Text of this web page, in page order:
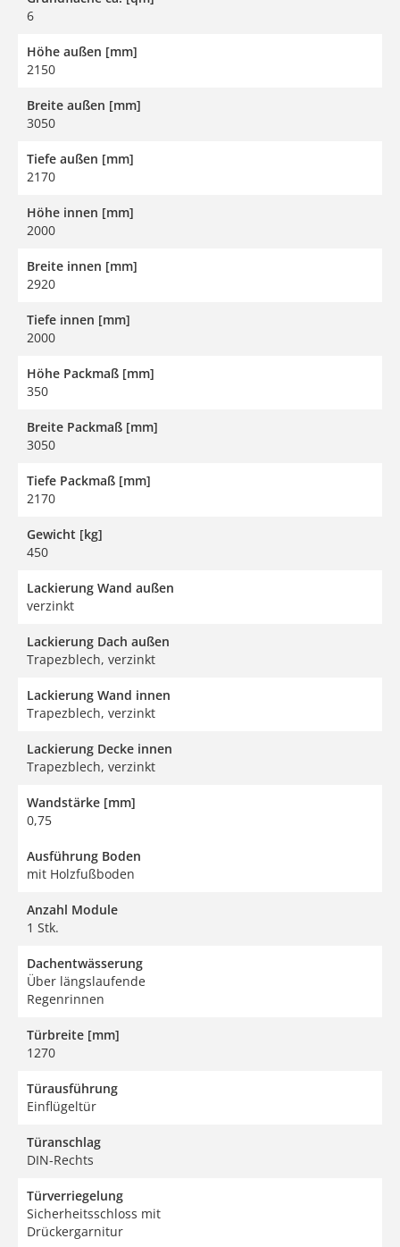
6
Höhe außen [mm]
2150
Breite außen [mm]
3050
Tiefe außen [mm]
2170
Höhe innen [mm]
2000
Breite innen [mm]
2920
Tiefe innen [mm]
2000
Höhe Packmaß [mm]
350
Breite Packmaß [mm]
3050
Tiefe Packmaß [mm]
2170
Gewicht [kg]
450
Lackierung Wand außen
verzinkt
Lackierung Dach außen
Trapezblech, verzinkt
Lackierung Wand innen
Trapezblech, verzinkt
Lackierung Decke innen
Trapezblech, verzinkt
Wandstärke [mm]
0,75
Ausführung Boden
mit Holzfußboden
Anzahl Module
1 Stk.
Dachentwässerung
Über längslaufende
Regenrinnen
Türbreite [mm]
1270
Türausführung
Einflügeltür
Türanschlag
DIN-Rechts
Türverriegelung
Sicherheitsschloss mit
Drückergarnitur